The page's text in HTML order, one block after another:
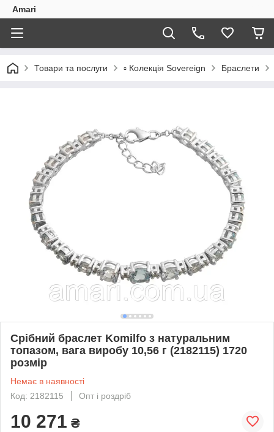
Amari
Товари та послуги ▫️ Колекція Sovereign Браслети
Срібний браслет Komilfo з натуральним
топазом, вага виробу 10,56 г (2182115) 1720
розмір
Немає в наявності
Код: 2182115
Опт і роздріб
10 271 ₴